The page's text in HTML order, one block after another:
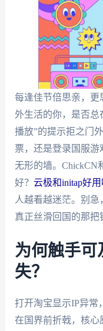
每逢佳节倍思亲，更
外生活的你，是否总
播放”的提示拒之门
票，还是登录国服
无形的墙。ChickCN
好？ 云极和initap好用
人越看越迷茫。别急
真正丝滑回国的那把
为何触手可
失？
打开淘宝显示IP异常
在国界前折戟，核心